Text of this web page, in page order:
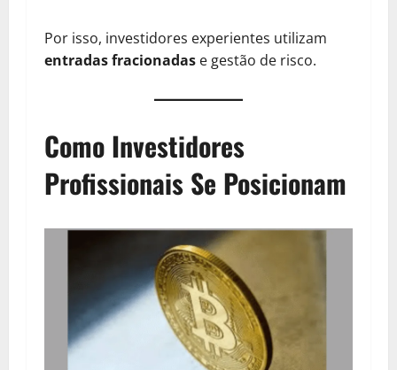
Por isso, investidores experientes utilizam
entradas fracionadas e gestão de risco.
Como Investidores
Profissionais Se Posicionam